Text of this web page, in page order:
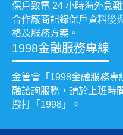
保戶致電 24 小時海外急
合作廠商記錄保戶資料後
格及服務方案。
1998金融服務專線
金管會「1998金融服務專
融諮詢服務，請於上班時
撥打「1998」。